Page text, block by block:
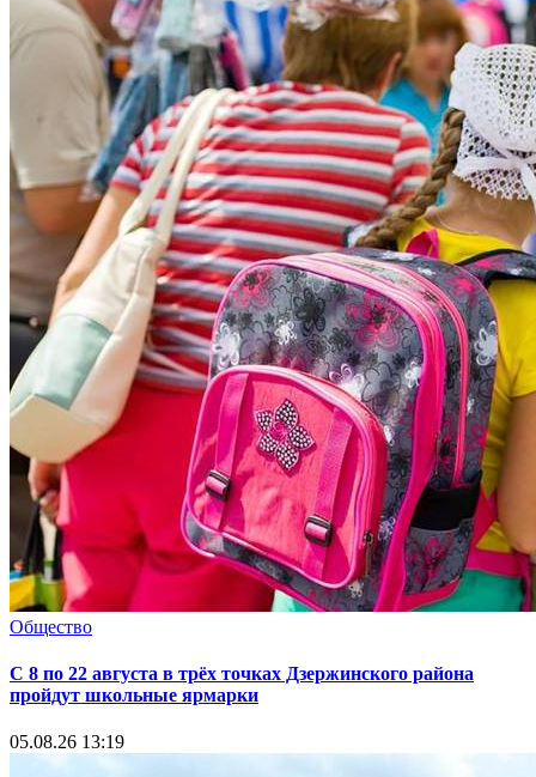
Общество
С 8 по 22 августа в трёх точках Дзержинского района
пройдут школьные ярмарки
05.08.26 13:19